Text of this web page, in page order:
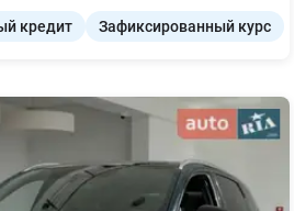
кредит Зафиксированный курс